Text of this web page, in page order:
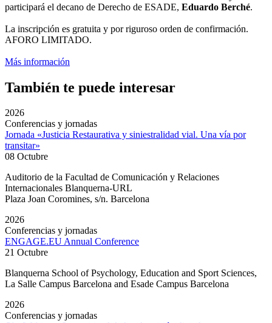
participará el decano de Derecho de ESADE, Eduardo Berché.
La inscripción es gratuita y por riguroso orden de confirmación.
AFORO LIMITADO.
Más información
También te puede interesar
2026
Conferencias y jornadas
Jornada «Justicia Restaurativa y siniestralidad vial. Una vía por
transitar»
08 Octubre
Auditorio de la Facultad de Comunicación y Relaciones
Internacionales Blanquerna-URL
Plaza Joan Coromines, s/n. Barcelona
2026
Conferencias y jornadas
ENGAGE.EU Annual Conference
21 Octubre
Blanquerna School of Psychology, Education and Sport Sciences,
La Salle Campus Barcelona and Esade Campus Barcelona
2026
Conferencias y jornadas